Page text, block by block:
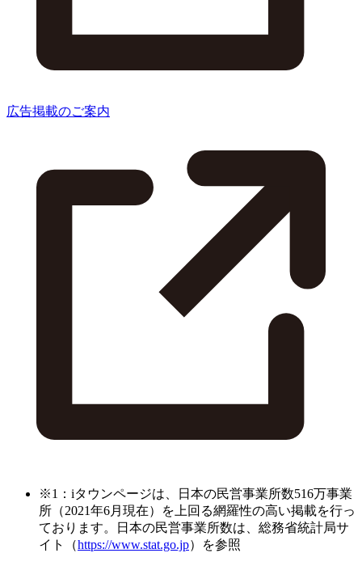
広告掲載のご案内
※1：iタウンページは、日本の民営事業所数516万事業
所（2021年6月現在）を上回る網羅性の高い掲載を行っ
ております。日本の民営事業所数は、総務省統計局サ
イト（https://www.stat.go.jp）を参照